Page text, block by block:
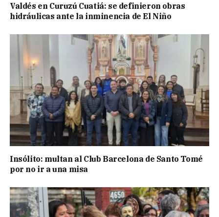
Valdés en Curuzú Cuatiá: se definieron obras
hidráulicas ante la inminencia de El Niño
Insólito: multan al Club Barcelona de Santo Tomé
por no ir a una misa